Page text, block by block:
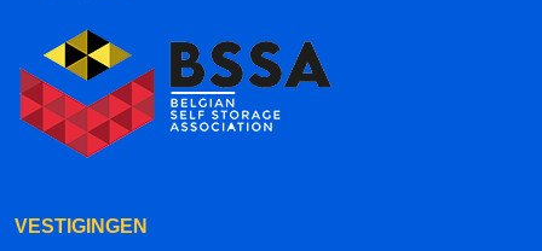
VESTIGINGEN